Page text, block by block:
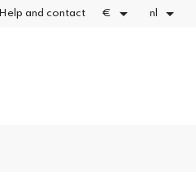
Help and contact €  nl 